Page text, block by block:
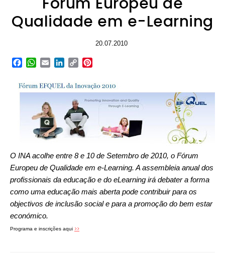
Qualidade em e-Learning
20.07.2010
Facebook
WhatsApp
EmailLinkedIn
Copy
O INA acolhe entre 8 e 10 de Setembro de 2010, o Fórum
Europeu de Qualidade em e-Learning. A assembleia anual dos
profissionais da educação e do eLearning irá debater a forma
como uma educação mais aberta pode contribuir para os
objectivos de inclusão social e para a promoção do bem estar
económico.
Programa e inscrições aqui >>